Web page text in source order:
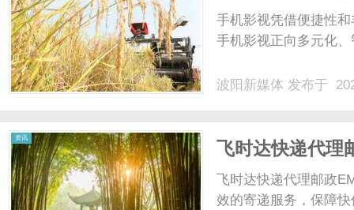
手机影视凭借便捷性
手机影视正向多元化
波阳新媒体 发布于
资讯
飞时达快递代理
务优势
飞时达快递代理邮政
效的寄递服务，保障